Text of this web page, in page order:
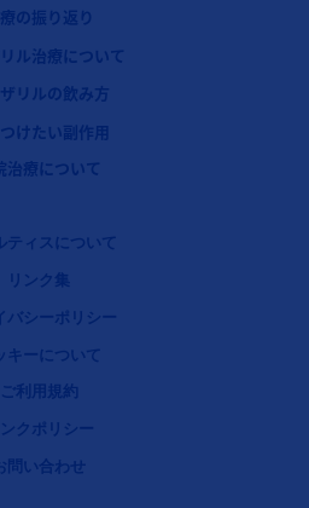
の振り返り
ル治療について
リルの飲み方
けたい副作用
治療について
ティスについて
リンク集
バシーポリシー
キーについて
ご利用規約
ンクポリシー
問い合わせ